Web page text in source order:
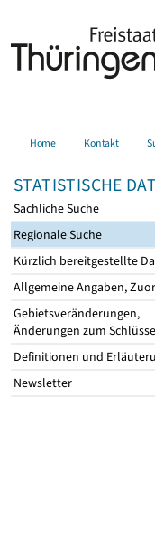
Home Kontakt
STATISTISCHE
Sachliche Suche
Regionale Suche
Kürzlich bereitgestellte
Allgemeine Angaben,
Gebietsveränderungen,
Änderungen zum
Definitionen und
Newsletter